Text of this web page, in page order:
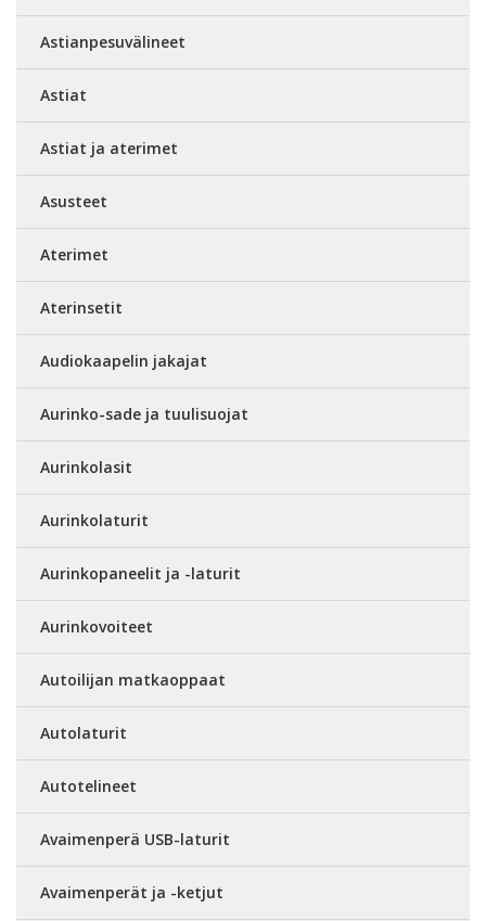
Astianpesuvälineet
Astiat
Astiat ja aterimet
Asusteet
Aterimet
Aterinsetit
Audiokaapelin jakajat
Aurinko-sade ja tuulisuojat
Aurinkolasit
Aurinkolaturit
Aurinkopaneelit ja -laturit
Aurinkovoiteet
Autoilijan matkaoppaat
Autolaturit
Autotelineet
Avaimenperä USB-laturit
Avaimenperät ja -ketjut